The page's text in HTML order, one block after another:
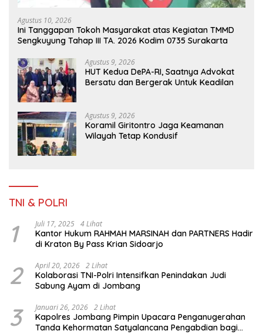
Agustus 10, 2026
Ini Tanggapan Tokoh Masyarakat atas Kegiatan TMMD
Sengkuyung Tahap III TA. 2026 Kodim 0735 Surakarta
Agustus 9, 2026
HUT Kedua DePA-RI, Saatnya Advokat
Bersatu dan Bergerak Untuk Keadilan
Agustus 9, 2026
Koramil Giritontro Jaga Keamanan
Wilayah Tetap Kondusif
TNI & POLRI
1 Juli 17, 2025 4 Lihat
Kantor Hukum RAHMAH MARSINAH dan PARTNERS Hadir
di Kraton By Pass Krian Sidoarjo
2 April 20, 2026 2 Lihat
Kolaborasi TNI-Polri Intensifkan Penindakan Judi
Sabung Ayam di Jombang
3 Januari 26, 2026 2 Lihat
Kapolres Jombang Pimpin Upacara Penganugerahan
Tanda Kehormatan Satyalancana Pengabdian bagi